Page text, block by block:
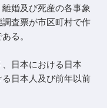
婚及び死産の各事象
査票が市区町村で作
る。
日本における日本
日本人及び前年以前